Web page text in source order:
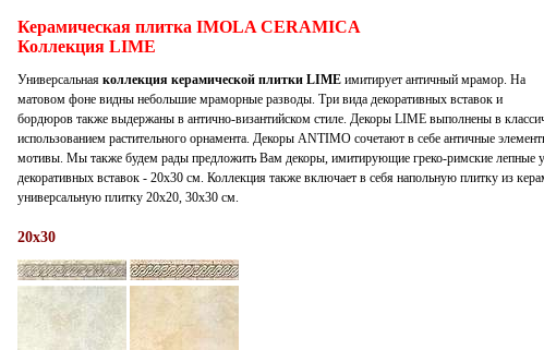
Керамическая плитка IMOLA CERAMICA
Коллекция LIME
Универсальная коллекция керамической плитки LIME имитирует античный мрамор. На
матовом фоне видны небольшие мраморные разводы. Три вида декоративных вставок и
бордюров также выдержаны в антично-византийском стиле. Декоры LIME выполнены в
использованием растительного орнамента. Декоры ANTIMO сочетают в себе античные
мотивы. Мы также будем рады предложить Вам декоры, имитирующие греко-римские лепные
декоративных вставок - 20х30 см. Коллекция также включает в себя напольную плитку из
универсальную плитку 20х20, 30x30 см.
20x30